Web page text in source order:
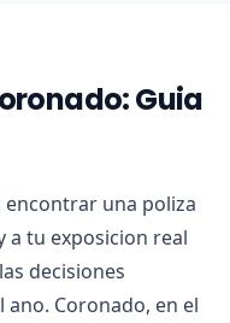
Guia
encontrar una poliza
a tu exposicion real
decisiones
Coronado, en el